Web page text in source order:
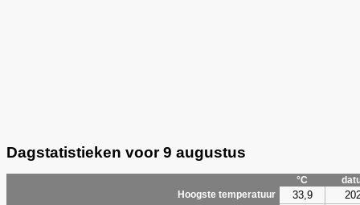
Dagstatistieken voor 9 augustus
°C
Hoogste temperatuur
33,9